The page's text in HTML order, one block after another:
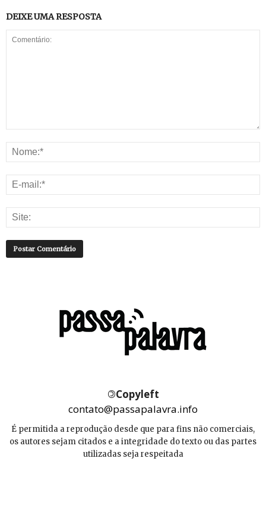
DEIXE UMA RESPOSTA
©Copyleft
contato@passapalavra.info
É permitida a reprodução desde que para fins não comerciais,
os autores sejam citados e a integridade do texto ou das partes
utilizadas seja respeitada